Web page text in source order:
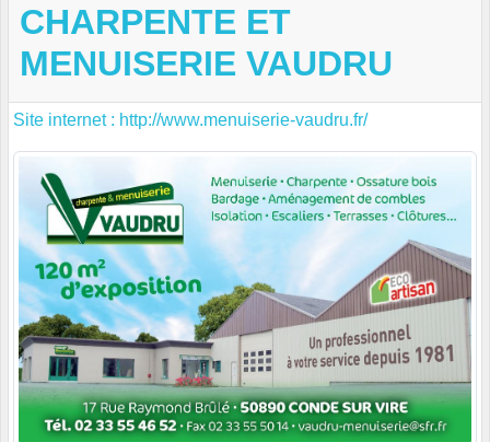
CHARPENTE ET
MENUISERIE VAUDRU
Site internet : http://www.menuiserie-vaudru.fr/